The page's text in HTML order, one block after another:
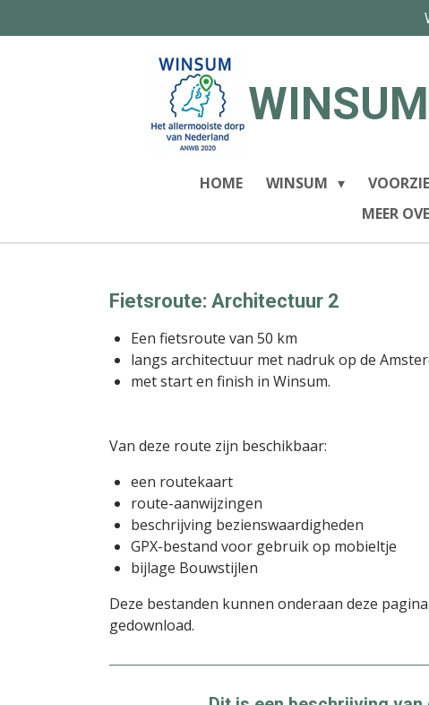
direct
HOME WINSUM
MEER
Fietsroute: Architectuur 2
Een fietsroute van 50 km
langs architectuur met nadruk op de
met start en finish in Winsum.
Van deze route zijn beschikbaar:
een routekaart
route-aanwijzingen
beschrijving bezienswaardigheden
GPX-bestand voor gebruik op mobieltje
bijlage Bouwstijlen
Deze bestanden kunnen onderaan deze
gedownload.